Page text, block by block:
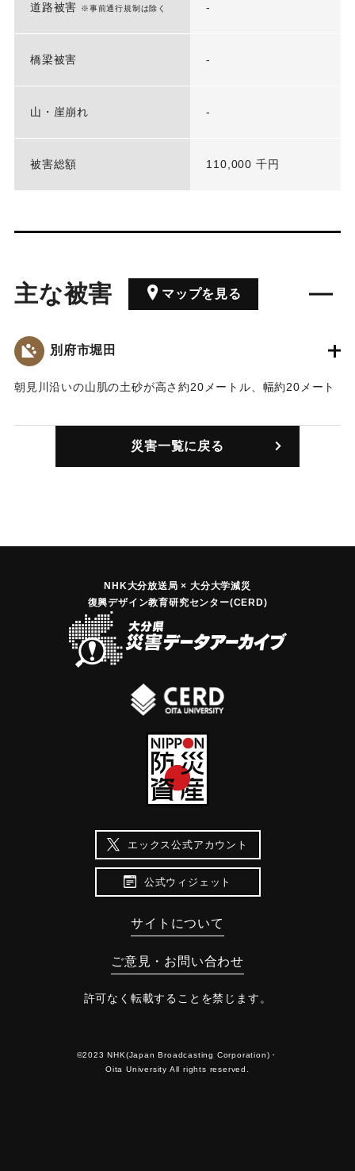
道路被害 ※事前通行規制は除く -
橋梁被害 -
山・崖崩れ -
被害総額 110,000 千円
主な被害 マップを見る
別府市堀田
朝見川沿いの山肌の土砂が高さ約20メートル、幅約20メート
つけた。約2000立方メートルの土砂が川の一部をせき止め
た。このため近くの住宅に住んでいる1世帯2人が自主的に避
難した。
災害一覧に戻る
NHK大分放送局 × 大分大学減災
復興デザイン教育研究センター(CERD)
エックス公式アカウント
公式ウィジェット
サイトについて
ご意見・お問い合わせ
許可なく転載することを禁じます。
©2023 NHK(Japan Broadcasting Corporation)・
Oita University All rights reserved.